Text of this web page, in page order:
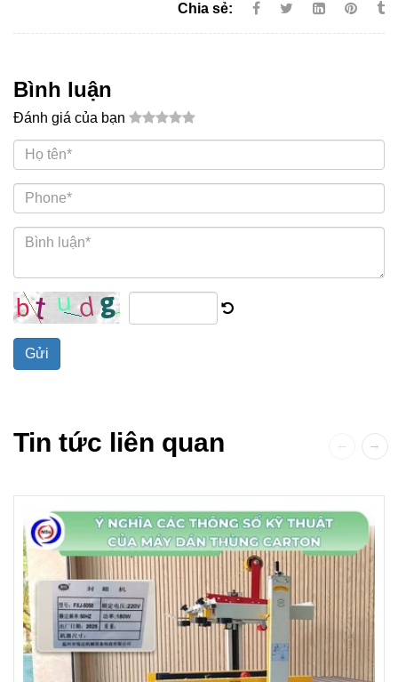
Chia sẻ:
Bình luận
Đánh giá của bạn
Gửi
Tin tức liên quan